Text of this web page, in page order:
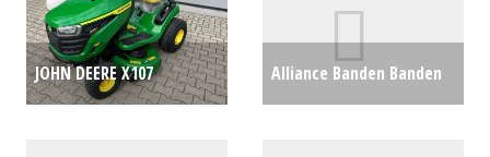
JOHN DEERE X107
Alliance Banden Banden